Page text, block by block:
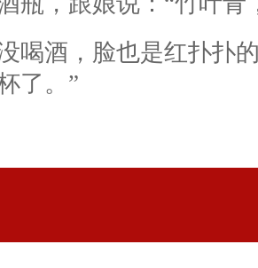
酒，脸也是红扑扑的
了。”